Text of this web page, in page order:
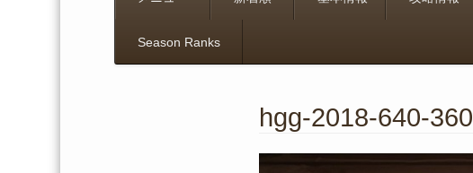
Season Ranks
hgg-2018-640-360